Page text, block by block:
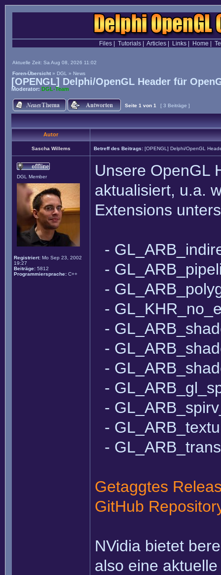
Files| Tutorials| Articles| Links| Home
Aktuelle Zeit: Sa Aug 08, 2026 11:02
Foren-Übersicht » DGL » News
[OPENGL] Delphi/OpenGL Header für
Moderator: DGL-Team
Seite 1 von 1 [ 3 Beiträge ]
Autor
Sascha Willems Betreff des Beitrags: [OPENGL] Delphi/OpenGL
DGL Member
Registriert: Mo Sep 23, 2002
19:27
Beiträge: 5812
Programmiersprache: C++
Unsere OpenGL
aktualisiert, u.a.
Extensions
-
-
-
-
-
-
-
-
-
-
-
Getaggtes
GitHub
NVidia bietet
also eine